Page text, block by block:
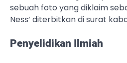
sebuah foto yang diklaim
Ness’ diterbitkan di surat
Penyelidikan Ilmiah